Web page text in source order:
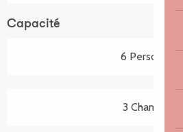
Capacité
6 Personne(s)
3 Chambre(s)